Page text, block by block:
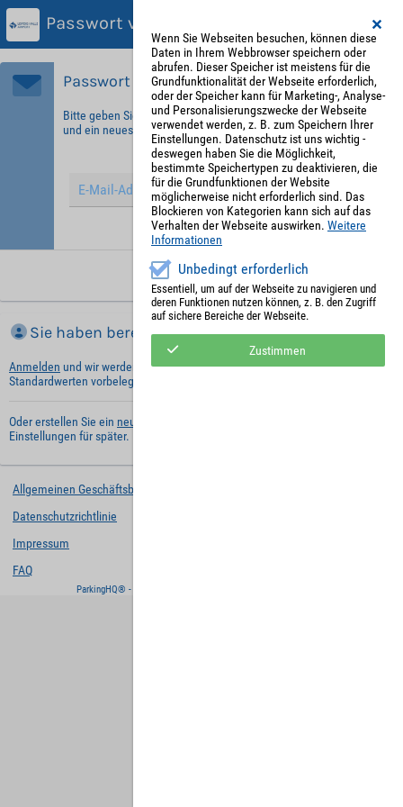
Passwort vergessen?
Sie haben bereits ein Konto?
Anmelden und wir werden die notwendigen Informationen mit Ihren
Standardwerten vorbelegen.
Oder erstellen Sie ein neues Benutzerkonto
Einstellungen für später.
Passwort vergessen?
Bitte geben Sie Ihre E-Mail-Adresse ein, um sich zu identifizieren
und ein neues Passwort zu erhalten!
Hinweis: Mit (*) gekennzeichnete Felder sind Pflichtfelder.
Neues Passwort anfordern
Allgemeinen Geschäftsbedingungen
Datenschutzrichtlinie
Impressum
FAQ
ParkingHQ® - eine Lösung von
Wenn Sie Webseiten besuchen, können diese
Daten in Ihrem Webbrowser speichern oder
abrufen. Dieser Speicher ist meistens für die
Grundfunktionalität der Webseite erforderlich,
oder der Speicher kann für Marketing-, Analyse-
und Personalisierungszwecke der Webseite
verwendet werden, z. B. zum Speichern Ihrer
Einstellungen. Datenschutz ist uns wichtig -
deswegen haben Sie die Möglichkeit,
bestimmte Speichertypen zu deaktivieren, die
für die Grundfunktionen der Website
möglicherweise nicht erforderlich sind. Das
Blockieren von Kategorien kann sich auf das
Verhalten der Webseite auswirken. Weitere
Informationen
Unbedingt erforderlich
Essentiell, um auf der Webseite zu navigieren und
deren Funktionen nutzen können, z. B. den Zugriff
auf sichere Bereiche der Webseite.
Zustimmen